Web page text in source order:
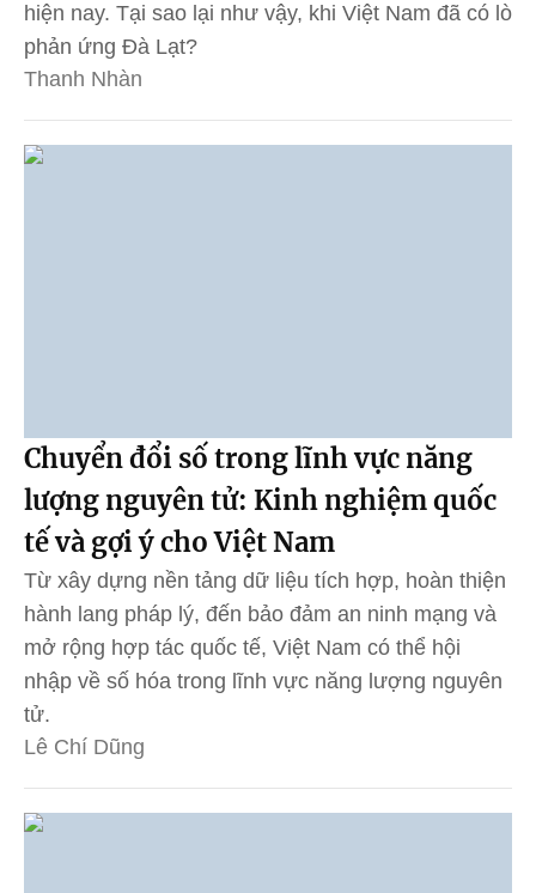
hiện nay. Tại sao lại như vậy, khi Việt Nam đã có lò
phản ứng Đà Lạt?
Thanh Nhàn
Chuyển đổi số trong lĩnh vực năng
lượng nguyên tử: Kinh nghiệm quốc
tế và gợi ý cho Việt Nam
Từ xây dựng nền tảng dữ liệu tích hợp, hoàn thiện
hành lang pháp lý, đến bảo đảm an ninh mạng và
mở rộng hợp tác quốc tế, Việt Nam có thể hội
nhập về số hóa trong lĩnh vực năng lượng nguyên
tử.
Lê Chí Dũng